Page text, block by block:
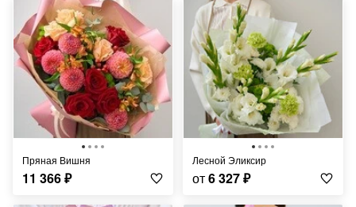
Пряная Вишня
11 366₽
Лесной Эликсир
от6 327₽